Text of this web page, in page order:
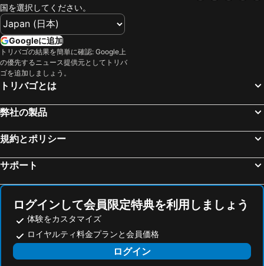
国を選択してください。
Googleに追加
トリバゴの結果を簡単に確認: Google上
の優先するニュース提供元としてトリバ
ゴを追加しましょう。
トリバゴとは
弊社の製品
規約とポリシー
サポート
ログインして会員限定特典を利用しましょう
体験をカスタマイズ
ロイヤルティ料金プランと会員価格
ログイン